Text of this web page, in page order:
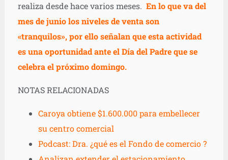
realiza desde hace varios meses. En lo que va del
mes de junio los niveles de venta son
«tranquilos», por ello señalan que esta actividad
es una oportunidad ante el Día del Padre que se
celebra el próximo domingo.
NOTAS RELACIONADAS
Caroya obtiene $1.600.000 para embellecer
su centro comercial
Podcast: Dra. ¿qué es el Fondo de comercio ?